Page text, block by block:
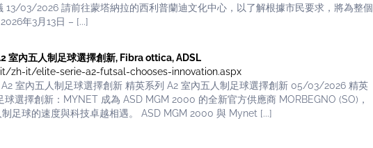
13/03/2026 請前往蒙塔納拉的西利普蘭迪文化中心，以了解根據市民要求，將為整個
年3月13日 – [...]
室內五人制足球選擇創新, Fibra ottica, ADSL
zh-it/elite-serie-a2-futsal-chooses-innovation.aspx
室內五人制足球選擇創新 精英系列 A2 室內五人制足球選擇創新 05/03/2026 精英
球選擇創新：MYNET 成為 ASD MGM 2000 的全新官方供應商 MORBEGNO (SO)，
足球的速度與科技卓越相遇。 ASD MGM 2000 與 Mynet [...]